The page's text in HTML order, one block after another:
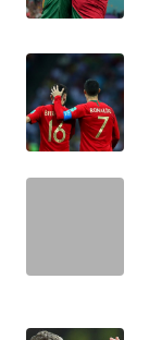
KAMI
PEDOMAN
MEDIA
KARIR
DISCLAIMER